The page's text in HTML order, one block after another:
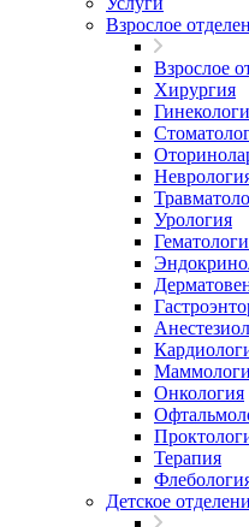
Взрослое
Взрослое
Хирургия
Урология
Онкология
Терапия
Детское